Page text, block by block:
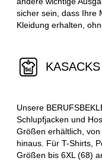
sicher sein, dass Ihre
Kleidung erhalten,
Unsere
Schlupfjacken und
Größen erhältlich,
hinaus. Für T-Shirts,
Größen bis 6XL (68)